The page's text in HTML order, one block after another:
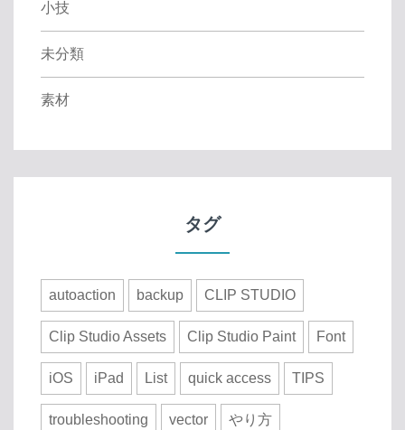
小技
未分類
素材
タグ
autoaction backup CLIP STUDIO
Clip Studio Assets Clip Studio Paint Font
iOS iPad List quick access TIPS
troubleshooting vector やり方